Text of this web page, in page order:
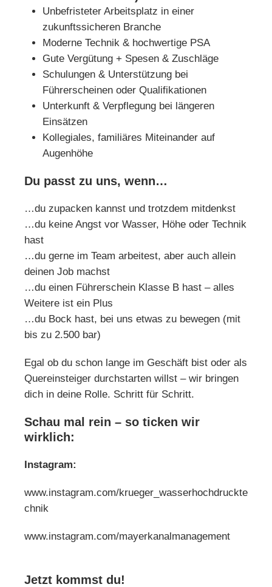
Unbefristeter Arbeitsplatz in einer
zukunftssicheren Branche
Moderne Technik & hochwertige PSA
Gute Vergütung + Spesen & Zuschläge
Schulungen & Unterstützung bei
Führerscheinen oder Qualifikationen
Unterkunft & Verpflegung bei längeren
Einsätzen
Kollegiales, familiäres Miteinander auf
Augenhöhe
Du passt zu uns, wenn…
…du zupacken kannst und trotzdem mitdenkst
…du keine Angst vor Wasser, Höhe oder Technik
hast
…du gerne im Team arbeitest, aber auch allein
deinen Job machst
…du einen Führerschein Klasse B hast – alles
Weitere ist ein Plus
…du Bock hast, bei uns etwas zu bewegen (mit
bis zu 2.500 bar)
Egal ob du schon lange im Geschäft bist oder als
Quereinsteiger durchstarten willst – wir bringen
dich in deine Rolle. Schritt für Schritt.
Schau mal rein – so ticken wir
wirklich:
Instagram:
www.instagram.com/krueger_wasserhochdruckte
chnik
www.instagram.com/mayerkanalmanagement
Jetzt kommst du!